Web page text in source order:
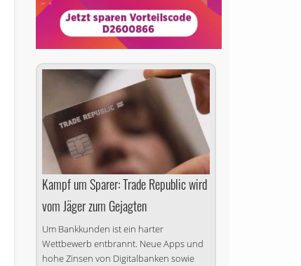
Kampf um Sparer: Trade Republic wird
vom Jäger zum Gejagten
Um Bankkunden ist ein harter
Wettbewerb entbrannt. Neue Apps und
hohe Zinsen von Digitalbanken sowie